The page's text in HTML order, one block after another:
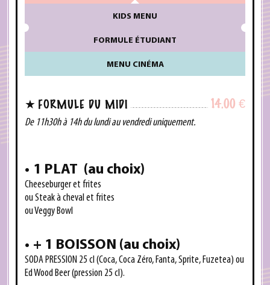
KIDS MENU
FORMULE ÉTUDIANT
MENU CINÉMA
14.00 €
FORMULE DU MIDI
De 11h30h à 14h du lundi au vendredi uniquement.
1 PLAT (au choix)
Cheeseburger et frites
ou Steak à cheval et frites
ouVeggy Bowl
+ 1 BOISSON (au choix)
SODA PRESSION 25 cl (Coca, Coca Zéro, Fanta, Sprite, Fuzetea) ou
Ed Wood Beer (pression 25 cl).